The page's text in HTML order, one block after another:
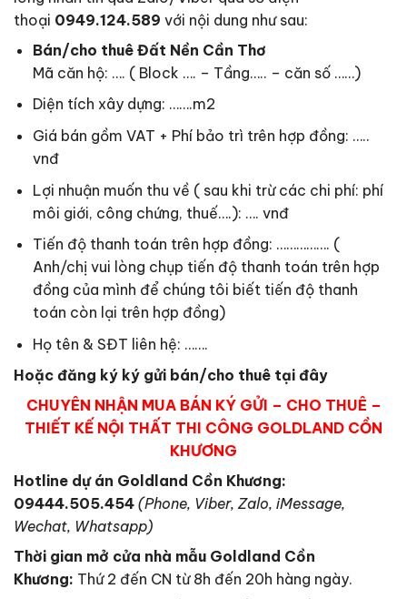
thoại 0949.124.589 với nội dung như sau:
Bán/cho thuê Đất Nền Cần Thơ
Mã căn hộ: …. ( Block …. – Tầng….. – căn số ……)
Diện tích xây dựng: …….m2
Giá bán gồm VAT + Phí bảo trì trên hợp đồng: …..
vnđ
Lợi nhuận muốn thu về ( sau khi trừ các chi phí: phí
môi giới, công chứng, thuế….): …. vnđ
Tiến độ thanh toán trên hợp đồng: ……………. (
Anh/chị vui lòng chụp tiến độ thanh toán trên hợp
đồng của mình để chúng tôi biết tiến độ thanh
toán còn lại trên hợp đồng)
Họ tên & SĐT liên hệ: …….
Hoặc đăng ký ký gửi bán/cho thuê tại đây
CHUYÊN NHẬN MUA BÁN KÝ GỬI – CHO THUÊ –
THIẾT KẾ NỘI THẤT THI CÔNG GOLDLAND CỒN
KHƯƠNG
Hotline dự án Goldland Cồn Khương:
09444.505.454 (Phone, Viber, Zalo, iMessage,
Wechat, Whatsapp)
Thời gian mở cửa nhà mẫu Goldland Cồn
Khương: Thứ 2 đến CN từ 8h đến 20h hàng ngày.